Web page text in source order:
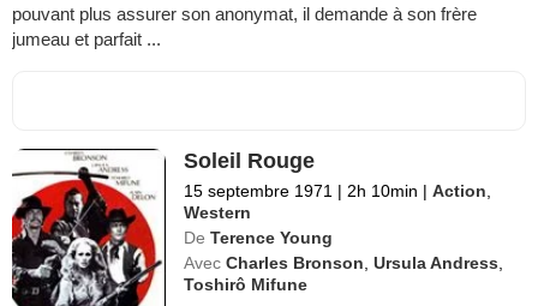
pouvant plus assurer son anonymat, il demande à son frère
jumeau et parfait ...
Soleil Rouge
15 septembre 1971 | 2h 10min | Action
Western
De Terence Young
Avec Charles Bronson ,Ursula Andress
Toshirô Mifune